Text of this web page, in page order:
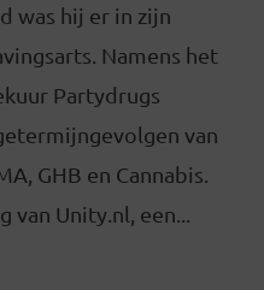
was hij er in zijn
Namens het
Partydrugs
van
GHB en Cannabis.
Unity.nl, een...